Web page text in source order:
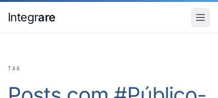
Integrare
TAG